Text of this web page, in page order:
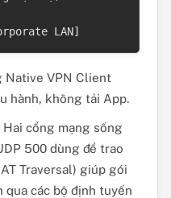
Native VPN Client
hành, không tải App.
Hai cổng mạng sống
500 dùng để trao
Traversal) giúp gói
qua các bộ định tuyến